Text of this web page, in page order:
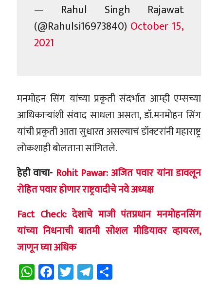
— Rahul Singh Rajawat
(@Rahulsi16973840) October 15,
2021
मनमोहन सिंग यांच्या प्रकृती संदर्भात आम्ही एम्सच्या
आधिकाऱ्यांशी संवाद साधला असता, डॉ.मनमोहन सिंग
यांची प्रकृती आता सुधारत असल्याचं डॉक्टरांनी महाराष्ट्र
लोकशाही बोलताना सांगितले.
हेही वाचा- Rohit Pawar: अजित पवार यांना डावलून
रोहित पवार होणार राष्ट्रवादीचे नवे अध्यक्ष
Fact Check: देशाचे माजी पंतप्रधान मनमोहनसिंग
यांच्या निधनाची बातमी सोशल मीडियावर व्हायरल,
जाणून घ्या अधिक
WhatsApp
Facebook
TwitterTelegram